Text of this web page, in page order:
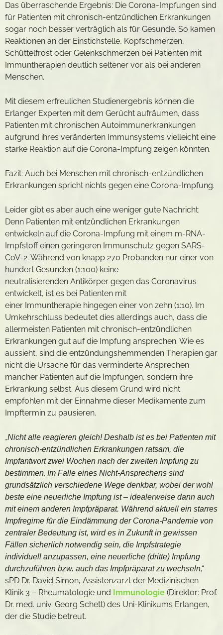
Das überraschende Ergebnis: Die Corona-Impfungen sind
für Patienten mit chronisch-entzündlichen Erkrankungen
sogar noch besser verträglich als für Gesunde. So kamen
Reaktionen an der Einstichstelle, Kopfschmerzen,
Schüttelfrost oder Gelenkschmerzen bei Patienten mit
Immuntherapien deutlich seltener vor als bei anderen
Menschen.
Mit diesem erfreulichen Studienergebnis können die
Erlanger Experten mit dem Gerücht aufräumen, dass
Patienten mit chronischen Autoimmunerkrankungen
aufgrund ihres veränderten Immunsystems vielleicht eine
starke Reaktion auf die Corona-Impfung zeigen könnten.
Fazit: Auch bei Menschen mit chronisch-entzündlichen
Erkrankungen spricht nichts gegen eine Corona-Impfung.
Leider gibt es aber auch eine weniger gute Nachricht:
Denn Patienten mit entzündlichen Erkrankungen
entwickeln auf die Corona-Impfung mit einem m-RNA-
Impfstoff einen geringeren Immunschutz gegen SARS-
CoV-2. Während von knapp 270 Probanden nur einer von
hundert Gesunden (1:100) keine
neutralisierenden Antikörper gegen das Coronavirus
entwickelt, ist es bei Patienten mit
einer Immuntherapie hingegen einer von zehn (1:10). Im
Umkehrschluss bedeutet dies allerdings auch, dass die
allermeisten Patienten mit chronisch-entzündlichen
Erkrankungen gut auf die Impfung ansprechen. Wie es
aussieht, sind die entzündungshemmenden Therapien gar
nicht die Ursache für das verminderte Ansprechen
mancher Patienten auf die Impfungen, sondern ihre
Erkrankung selbst. Aus diesem Grund wird nicht
empfohlen mit der Einnahme dieser Medikamente zum
Impftermin zu pausieren.
„Nicht alle reagieren gleich! Deshalb ist es bei Patienten mit
chronisch-entzündlichen Erkrankungen ratsam, die
Impfantwort zwei Wochen nach der zweiten Impfung zu
bestimmen. Im Falle eines Nicht-Ansprechens sind
grundsätzlich verschiedene Wege denkbar, wobei der wohl
beste eine neuerliche Impfung ist – idealerweise dann auch
mit einem anderen Impfpräparat. Während aktuell ein starres
Impfregime für die Eindämmung der Corona-Pandemie von
zentraler Bedeutung ist, wird es in Zukunft in gewissen
Fällen sicherlich notwendig sein, die Impfstrategie
individuell anzupassen, eine neuerliche (dritte) Impfung
durchzuführen bzw. auch das Impfpräparat zu wechseln,“
sPD Dr. David Simon, Assistenzarzt der Medizinischen
Klinik 3 – Rheumatologie und Immunologie (Direktor: Prof.
Dr. med. univ. Georg Schett) des Uni-Klinikums Erlangen,
der die Studie betreut.